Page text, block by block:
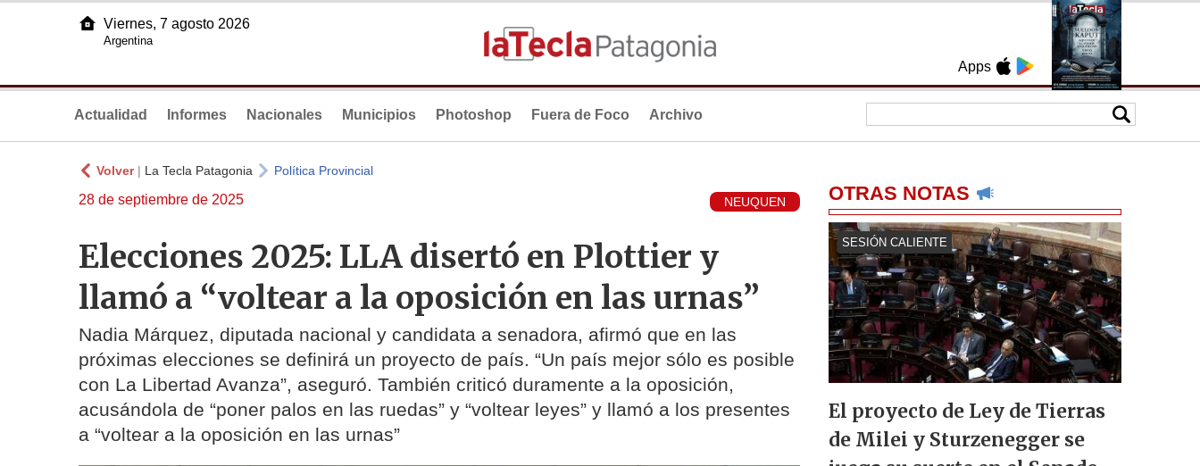
Apps
Viernes, 7 agosto 2026
Argentina
Actualidad Informes Nacionales Municipios Photoshop Fuera de Foco Archivo
Volver| La Tecla Patagonia Política Provincial
28 de septiembre de 2025 NEUQUEN
Elecciones 2025: LLA disertó en Plottier y
llamó a “voltear a la oposición en las urnas”
Nadia Márquez, diputada nacional y candidata a senadora, afirmó que en las
próximas elecciones se definirá un proyecto de país. “Un país mejor sólo es posible
con La Libertad Avanza”, aseguró. También criticó duramente a la oposición,
acusándola de “poner palos en las ruedas” y “voltear leyes” y llamó a los presentes
a “voltear a la oposición en las urnas”
OTRAS NOTAS
SESIÓN CALIENTE
El proyecto de Ley de Tierras
de Milei y Sturzenegger se